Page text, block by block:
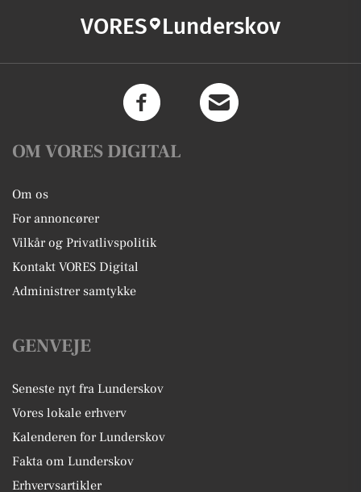
VORES Lunderskov
OM VORES DIGITAL
Om os
For annoncører
Vilkår og Privatlivspolitik
Kontakt VORES Digital
Administrer samtykke
GENVEJE
Seneste nyt fra Lunderskov
Vores lokale erhverv
Kalenderen for Lunderskov
Fakta om Lunderskov
Erhvervsartikler